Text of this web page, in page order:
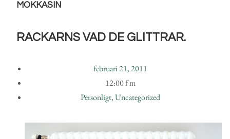
MOKKASIN
RACKARNS VAD DE GLITTRAR.
februari 21, 2011
12:00 f m
Personligt,Uncategorized